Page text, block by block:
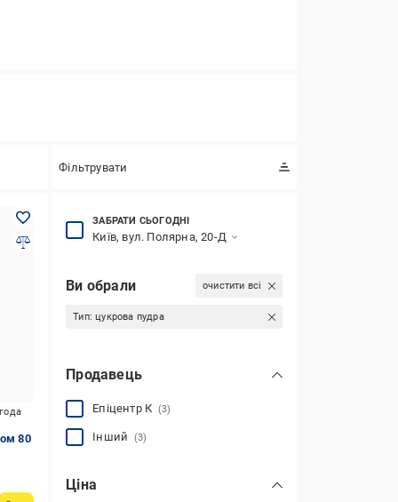
Фільтрувати
80
ЗАБРАТИ СЬОГОДНІ
Київ, вул. Полярна, 20-Д
Ви обрали очистити всі
Тип:цукрова пудра
Продавець
Епіцентр К (3)
Інший (3)
Ціна